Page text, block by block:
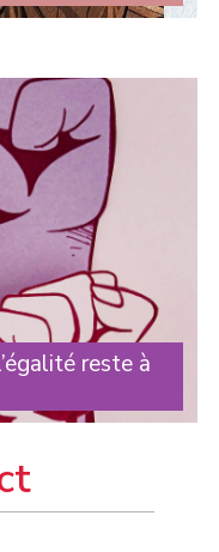
prisonnier
reste à
une réalité : les
Et chaque